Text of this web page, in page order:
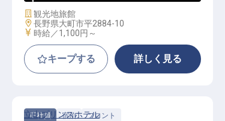
施設業態
観光地旅館
勤務地
長野県大町市平2884-10
給与
時給／1,100円～
キープする 詳しく見る
正社員 宿泊 フロント
立山プリンスホテル